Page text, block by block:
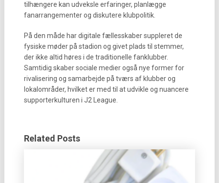
tilhængere kan udveksle erfaringer, planlægge
fanarrangementer og diskutere klubpolitik.
På den måde har digitale fællesskaber suppleret de
fysiske møder på stadion og givet plads til stemmer,
der ikke altid høres i de traditionelle fanklubber.
Samtidig skaber sociale medier også nye former for
rivalisering og samarbejde på tværs af klubber og
lokalområder, hvilket er med til at udvikle og nuancere
supporterkulturen i J2 League.
Related Posts